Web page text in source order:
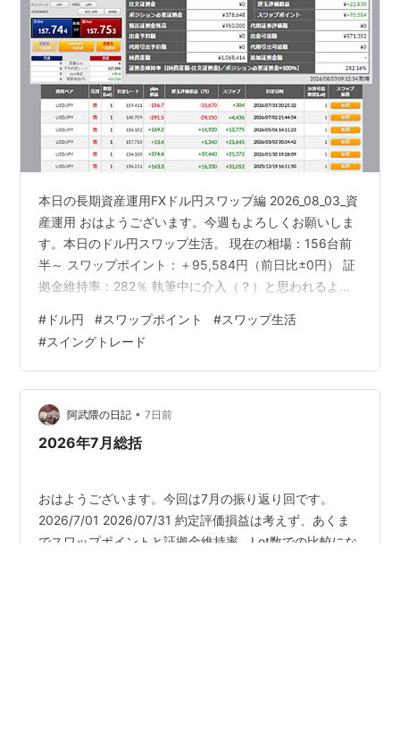
本日の長期資産運用FXドル円スワップ編 2026_08_03_資
産運用 おはようございます。今週もよろしくお願いしま
す。本日のドル円スワップ生活。 現在の相場：156台前
半～ スワップポイント：＋95,584円（前日比±0円） 証
拠金維持率：282％ 執筆中に介入（？）と思われるよう
にしては値幅が狭いような・・・。ニュース待ちです。
念のためにある程度入金して買い増しはせずに、証拠金
維持率を高めています。 画像が値動き前のため齟齬が生
じています。申し訳ございません。 入金した金額は証拠
金維持率が上がった時に口座へ出勤したいと思っていま
す。 8…
# ドル円 #スワップポイント #スワップ生活
#スイングトレード
阿武隈の日記 • 7日前
2026年7月総括